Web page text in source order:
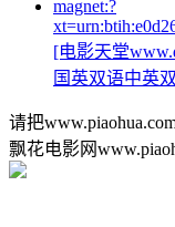
magnet:?
[电影天堂
国英双语中英
请把
飘花电影网